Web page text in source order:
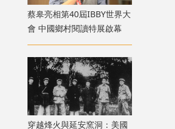
蔡皋亮相第40屆IBBY世界大
會 中國鄉村閱讀特展啟幕
穿越烽火與延安窯洞：美國